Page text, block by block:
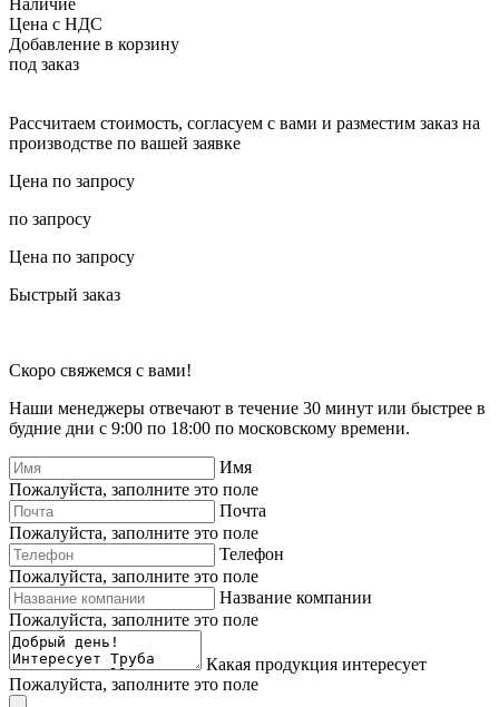
Цена с НДС
Добавление в корзину
под заказ
Рассчитаем стоимость, согласуем с вами и разместим заказ на
производстве по вашей заявке
Цена по запросу
по запросу
Цена по запросу
Быстрый заказ
Скоро свяжемся с вами!
Наши менеджеры отвечают в течение 30 минут или быстрее в
будние дни с 9:00 по 18:00 по московскому времени.
Имя
Пожалуйста, заполните это поле
Почта
Пожалуйста, заполните это поле
Телефон
Пожалуйста, заполните это поле
Название компании
Пожалуйста, заполните это поле
Какая продукция интересует
Пожалуйста, заполните это поле